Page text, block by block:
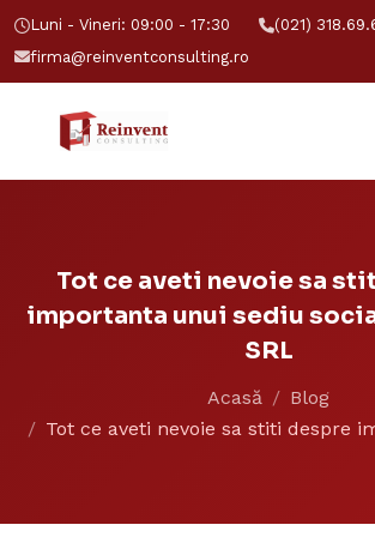
Luni - Vineri: 09:00 - 17:30
(021)
firma@reinventconsulting.ro
Tot ce aveti nevoie sa
importanta unui sediu
SRL
Acasă
Blog
Tot ce aveti nevoie sa stiti despre